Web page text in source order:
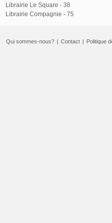
Librairie Le Square - 38
Librairie Compagnie - 75
Qui sommes-nous? | Contact | Politique